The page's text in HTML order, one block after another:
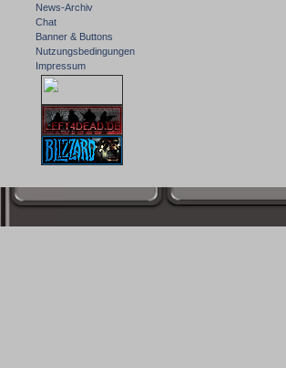
News-Archiv
Chat
Banner & Buttons
Nutzungsbedingungen
Impressum